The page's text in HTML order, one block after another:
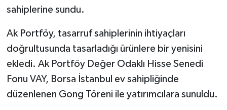
sahiplerine sundu.
Ak Portföy, tasarruf sahiplerinin ihtiyaçları
doğrultusunda tasarladığı ürünlere bir yenisini
ekledi. Ak Portföy Değer Odaklı Hisse Senedi
Fonu VAY, Borsa İstanbul ev sahipliğinde
düzenlenen Gong Töreni ile yatırımcılara sunuldu.